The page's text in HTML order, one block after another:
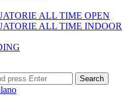
ALL TIME OPEN
ALL TIME INDOOR
Search